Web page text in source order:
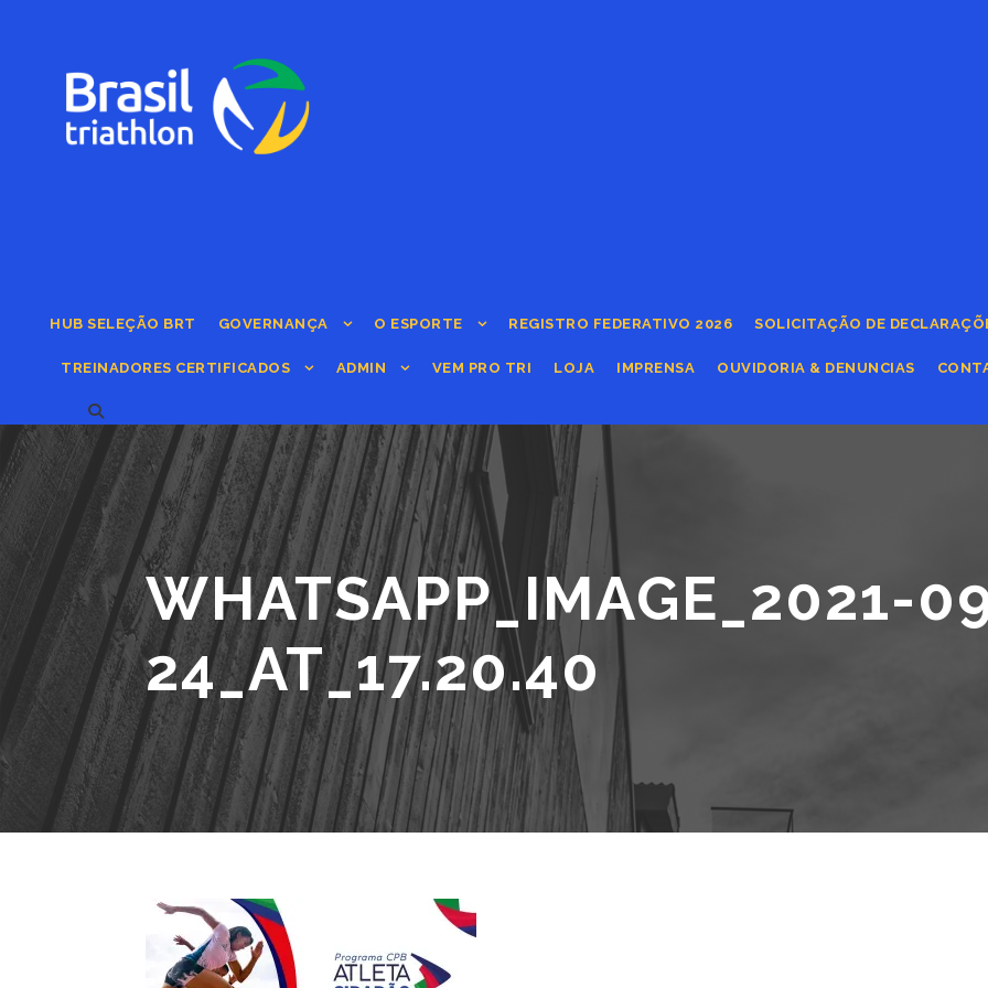
HUB SELEÇÃO BRT GOVERNANÇA O ESPORTE REGISTRO FEDERATIVO 2026 SOLICITAÇÃO DE
TREINADORES CERTIFICADOS ADMIN VEM PRO TRI LOJA IMPRENSA OUVIDORIA & DENUNCIAS
WHATSAPP_IMAGE_2021-
24_AT_17.20.40